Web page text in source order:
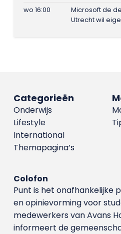
wo 16:00
Microsoft de
Utrecht wil
Categorieën
Onderwijs
Lifestyle
International
Themapagina’s
Colofon
Punt is het onafhankelijke
en opinievorming voor
medewerkers van Avans
informeert de